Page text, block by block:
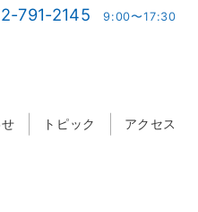
791-2145 9:00〜17:30
トピック アクセス